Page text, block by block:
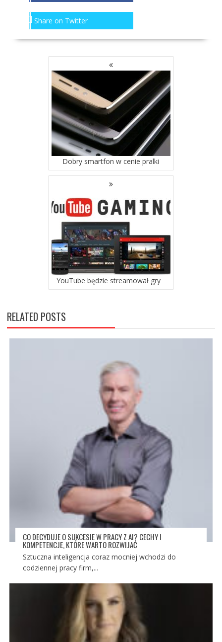
Share on Twitter
NAWIGACJA
Dobry smartfon w cenie pralki
YouTube będzie streamował gry
RELATED POSTS
CO DECYDUJE O SUKCESIE W PRACY Z AI? CECHY I
KOMPETENCJE, KTÓRE WARTO ROZWIJAĆ
Sztuczna inteligencja coraz mocniej wchodzi do
codziennej pracy firm,...